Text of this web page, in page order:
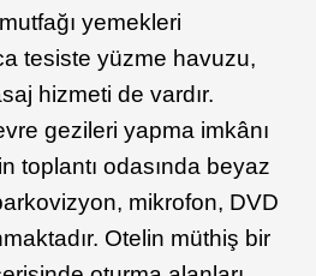
yemekleri
tesiste yüzme havuzu,
hizmeti de vardır.
gezileri yapma imkânı
toplantı odasında beyaz
mikrofon, DVD
Otelin müthiş bir